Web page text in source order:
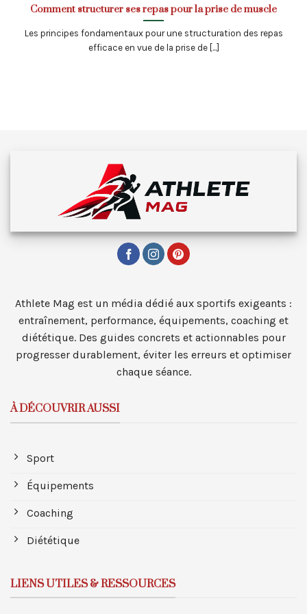
Comment structurer ses repas pour la prise de muscle
Les principes fondamentaux pour une structuration des repas
efficace en vue de la prise de [...]
Athlete Mag est un média dédié aux sportifs exigeants :
entraînement, performance, équipements, coaching et
diététique. Des guides concrets et actionnables pour
progresser durablement, éviter les erreurs et optimiser
chaque séance.
À DÉCOUVRIR AUSSI
Sport
Équipements
Coaching
Diététique
LIENS UTILES & RESSOURCES